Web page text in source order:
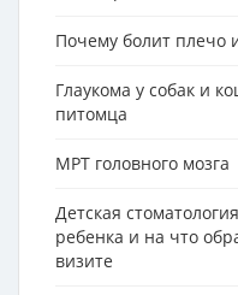
Почему болит плечо
Глаукома у собак и
питомца
МРТ головного мозга
Детская
ребенка и на что
визите